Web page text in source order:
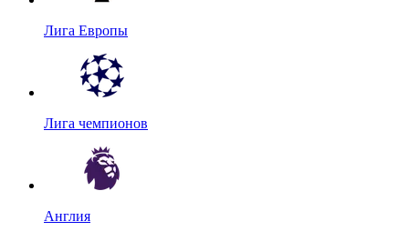
Лига Европы
Лига чемпионов
Англия